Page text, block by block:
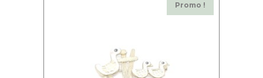
Promo !